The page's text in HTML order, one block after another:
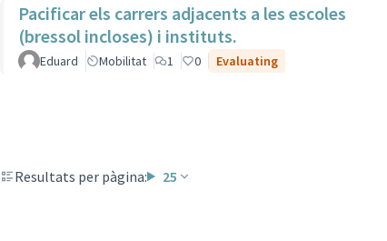
Pacificar els carrers adjacents a les escoles
(bressol incloses) i instituts.
Eduard Mobilitat 1 0 Evaluating
Resultats per pàgina: 25